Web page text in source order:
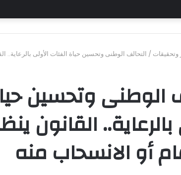
وتحقيقات / التحالف الوطنى وتحسين حياة الفئات الأولى بالرعاية..
الوطنى وتحسين
القانون
أو الانسحاب منه